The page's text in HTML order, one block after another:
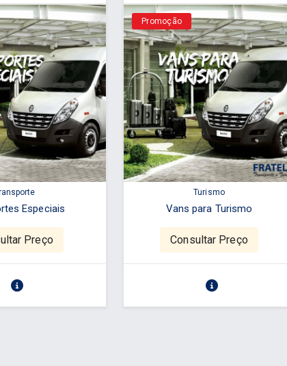
Especiais
Preço
Promoção
Turismo
Vans para Turismo
Consultar Preço